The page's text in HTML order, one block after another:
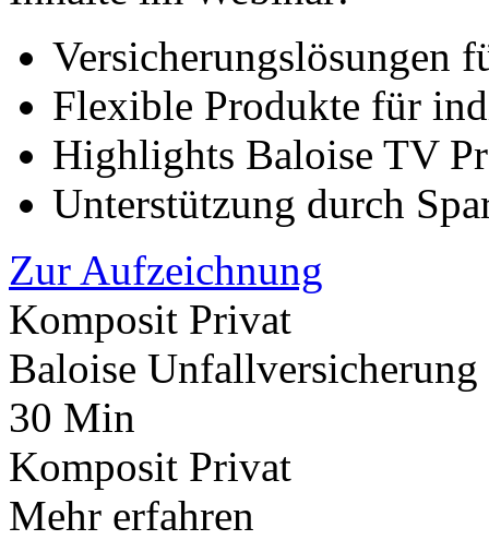
Versicherungslösungen
Flexible Produkte für
Highlights Baloise TV
Unterstützung durch
Zur Aufzeichnung
Komposit Privat
Baloise
30 Min
Komposit Privat
Mehr erfahren